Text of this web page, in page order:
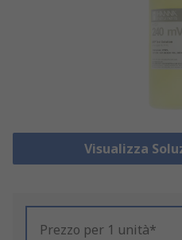
Visualizza
Prezzo per 1 unità*